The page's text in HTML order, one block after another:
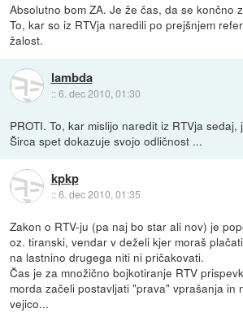
Absolutno bom ZA. Je že čas, da se končno
To, kar so iz RTVja naredili po prejšnjem
žalost.
lambda
::6. dec 2010, 01:30
PROTI. To, kar mislijo naredit iz RTVja
Širca spet dokazuje svojo odličnost ...
kpkp
::6. dec 2010, 01:35
Zakon o RTV-ju (pa naj bo star ali nov) je
oz. tiranski, vendar v deželi kjer moraš
na lastnino drugega niti ni pričakovati.
Čas je za množično bojkotiranje RTV
morda začeli postavljati "prava" vprašanja in
vejico...